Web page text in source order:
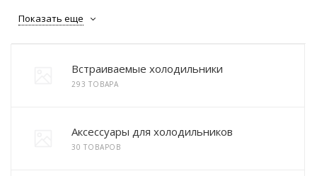
Встраиваемые холодильники
293 ТОВАРА
Аксессуары для холодильников
30 ТОВАРОВ
Показать еще